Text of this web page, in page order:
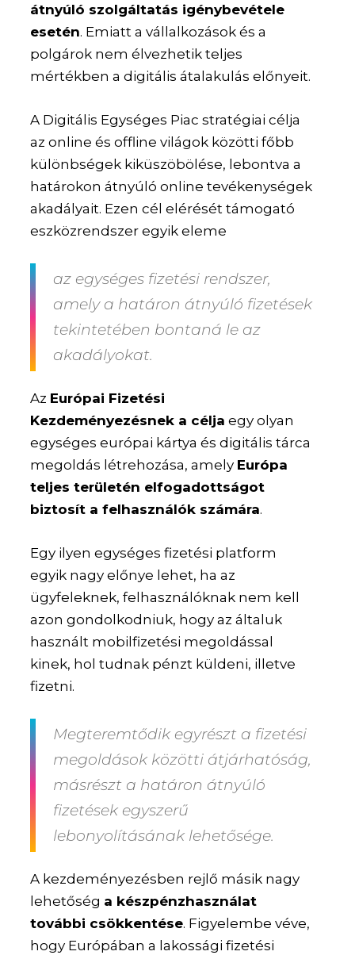
átnyúló szolgáltatás igénybevétele
esetén. Emiatt a vállalkozások és a
polgárok nem élvezhetik teljes
mértékben a digitális átalakulás előnyeit.
A Digitális Egységes Piac stratégiai célja
az online és offline világok közötti főbb
különbségek kiküszöbölése, lebontva a
határokon átnyúló online tevékenységek
akadályait. Ezen cél elérését támogató
eszközrendszer egyik eleme
az egységes fizetési rendszer,
amely a határon átnyúló fizetések
tekintetében bontaná le az
akadályokat.
Az Európai Fizetési
Kezdeményezésnek a célja egy olyan
egységes európai kártya és digitális tárca
megoldás létrehozása, amely Európa
teljes területén elfogadottságot
biztosít a felhasználók számára.
Egy ilyen egységes fizetési platform
egyik nagy előnye lehet, ha az
ügyfeleknek, felhasználóknak nem kell
azon gondolkodniuk, hogy az általuk
használt mobilfizetési megoldással
kinek, hol tudnak pénzt küldeni, illetve
fizetni.
Megteremtődik egyrészt a fizetési
megoldások közötti átjárhatóság,
másrészt a határon átnyúló
fizetések egyszerű
lebonyolításának lehetősége.
A kezdeményezésben rejlő másik nagy
lehetőség a készpénzhasználat
további csökkentése. Figyelembe véve,
hogy Európában a lakossági fizetési